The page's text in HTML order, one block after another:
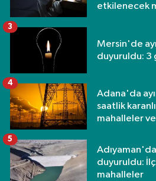
etkilenecek
Mersin'de
duyuruldu: 3
3
Adana'da
saatlik
mahalleler
4
duyuruldu:
mahalleler
5